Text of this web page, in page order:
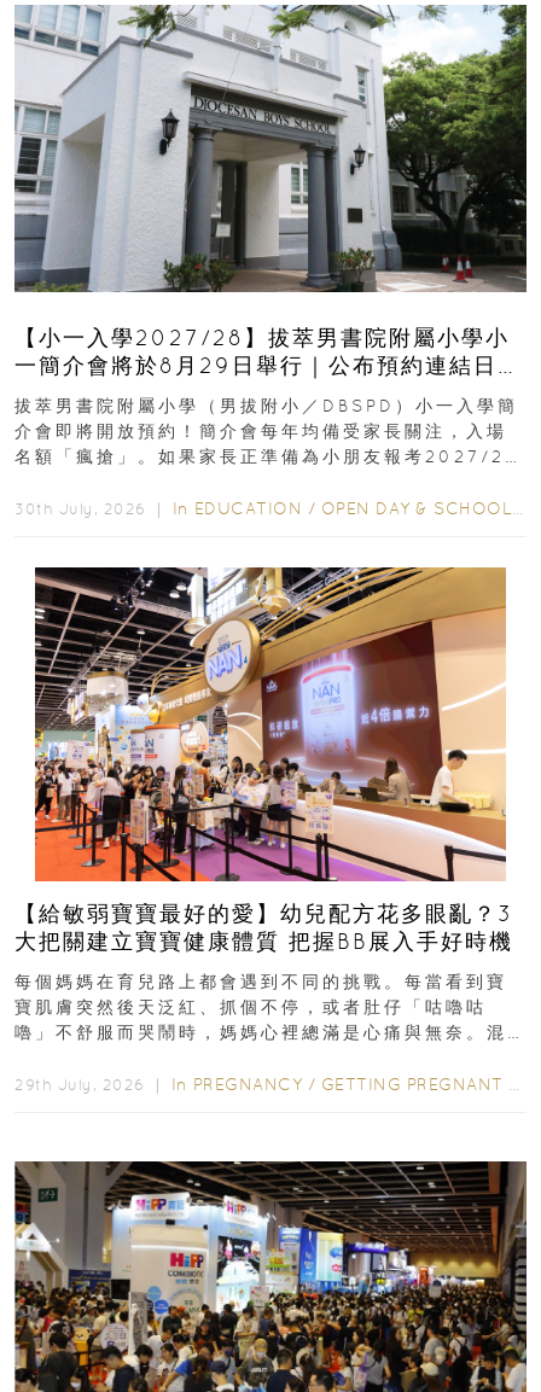
【小一入學2027/28】拔萃男書院附屬小學小
一簡介會將於8月29日舉行｜公布預約連結日期
｜更設有網上重溫
拔萃男書院附屬小學（男拔附小／DBSPD）小一入學簡
介會即將開放預約！簡介會每年均備受家長關注，入場
名額「瘋搶」。如果家長正準備為小朋友報考2027/28
30th July, 2026 ｜ In EDUCATION / OPEN DAY & SCHOOL EVENTS
【給敏弱寶寶最好的愛】幼兒配方花多眼亂？3
大把關建立寶寶健康體質 把握BB展入手好時機
每個媽媽在育兒路上都會遇到不同的挑戰。每當看到寶
寶肌膚突然後天泛紅、抓個不停，或者肚仔「咕嚕咕
嚕」不舒服而哭鬧時，媽媽心裡總滿是心痛與無奈。混
29th July, 2026 ｜ In PREGNANCY / GETTING PREGNANT